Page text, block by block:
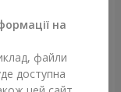
чарівність"
на
файли
доступна